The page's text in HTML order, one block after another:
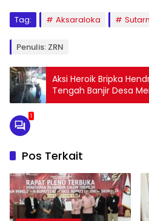
Tag: Aksaraloka
Penulis: ZRN
Aksi Heroik Bripka
Tengah Banjir Desa
1
Pos Terkait